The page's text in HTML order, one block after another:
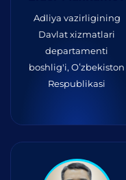
Adliya vazirligining
Davlat xizmatlari
departamenti
boshlig'i, Oʻzbekiston
Respublikasi